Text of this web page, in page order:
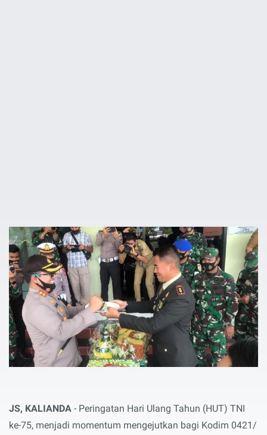
JS, KALIANDA - Peringatan Hari Ulang Tahun (HUT) TNI
ke-75, menjadi momentum mengejutkan bagi Kodim 0421/